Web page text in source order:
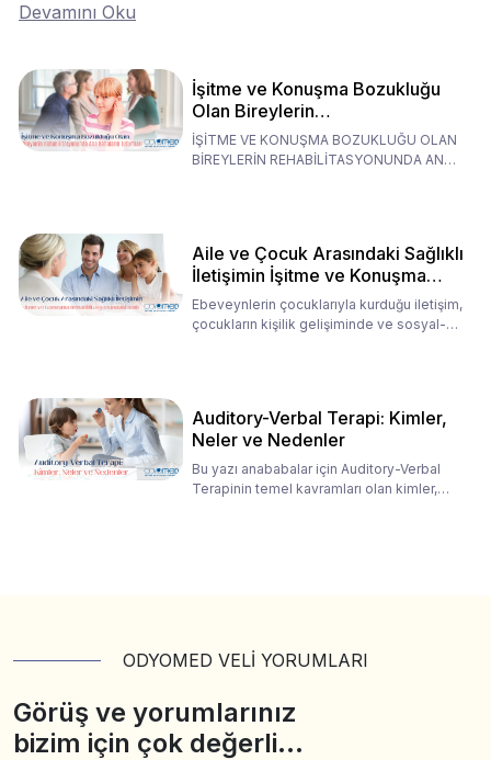
Devamını Oku
İşitme ve Konuşma Bozukluğu
Olan Bireylerin
Rehabilitasyonunda Ana
Babaların Tutumları
İŞİTME VE KONUŞMA BOZUKLUĞU OLAN
BİREYLERİN REHABİLİTASYONUNDA ANA
Aile ve Çocuk Arasındaki Sağlıklı
İletişimin İşitme ve Konuşma
Rehabilitasyonundaki Rolü
Ebeveynlerin çocuklarıyla kurduğu iletişim,
çocukların kişilik gelişiminde ve sosyal-
Auditory-Verbal Terapi: Kimler,
Neler ve Nedenler
Bu yazı anababalar için Auditory-Verbal
Terapinin temel kavramları olan kimler,
ODYOMED VELİ YORUMLARI
Görüş ve yorumlarınız
bizim için çok değerli…